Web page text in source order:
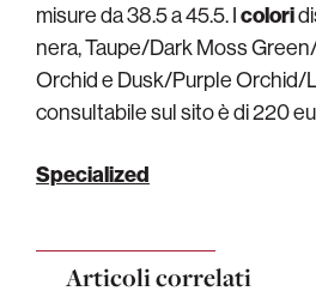
misure da 38.5 a 45.5. Icolori
nera, Taupe/Dark Moss
Orchid e Dusk/Purple Orchid/
consultabile sul sito è di 220
Specialized
Articoli correlati